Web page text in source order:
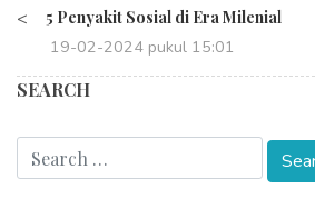
< 5 Penyakit Sosial di Era Milenial
19-02-2024 pukul 15:01
SEARCH